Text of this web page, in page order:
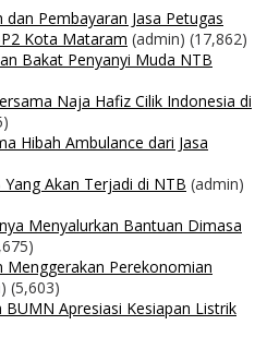
Pembayaran Jasa Petugas
Kota Mataram (admin) (17,862)
Bakat Penyanyi Muda NTB
Naja Hafiz Cilik Indonesia di
Hibah Ambulance dari Jasa
Akan Terjadi di NTB (admin)
Menyalurkan Bantuan Dimasa
Perekonomian
(5,603)
Apresiasi Kesiapan Listrik